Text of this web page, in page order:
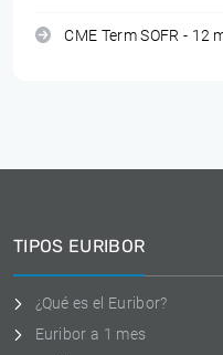
CME Term SOFR - 12
TIPOS EURIBOR
¿Qué es el Euribor?
Euribor a 1 mes